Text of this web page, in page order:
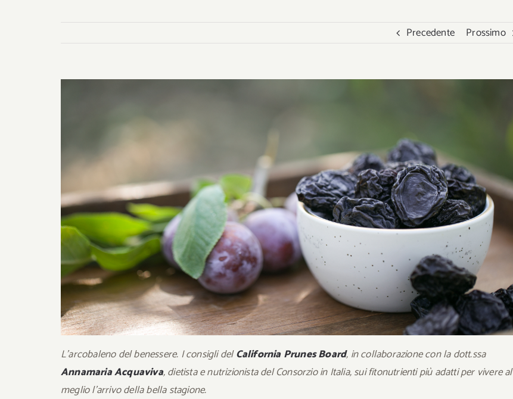
Precedente Prossimo
L’arcobaleno del benessere. I consigli delCalifornia Prunes Board, in collaborazione con la dott.ssa
Annamaria Acquaviva, dietista e nutrizionista del Consorzio in Italia, sui fitonutrienti più adatti per vivere al
meglio l’arrivo della bella stagione.